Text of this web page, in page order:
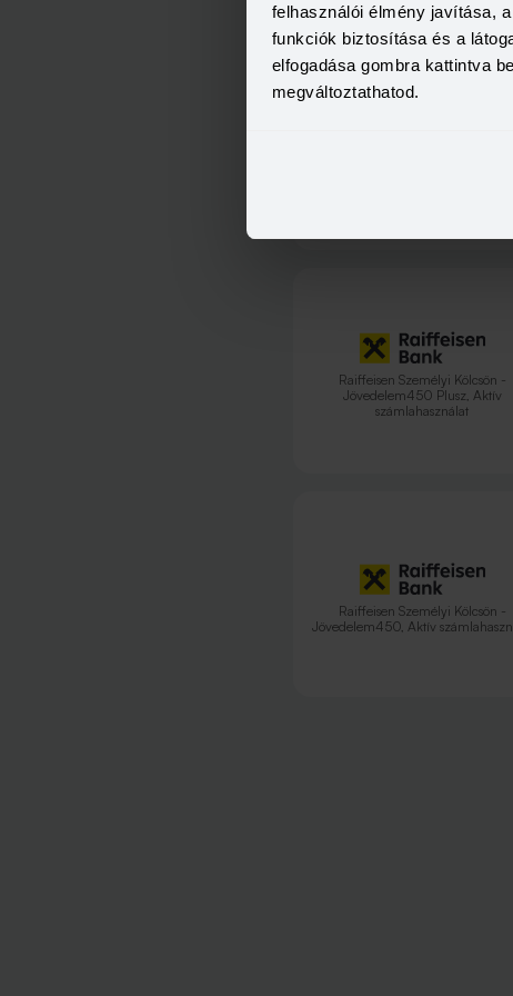
felhasználói élmény javítása,
funkciók biztosítása és a
elfogadása gombra kattintva
megváltoztathatod.
Raiffeisen Személyi Kölcsön -
Jövedelem450 Plusz, Aktív
számlahasználat
Raiffeisen Személyi Kölcsön -
Jövedelem450, Aktív